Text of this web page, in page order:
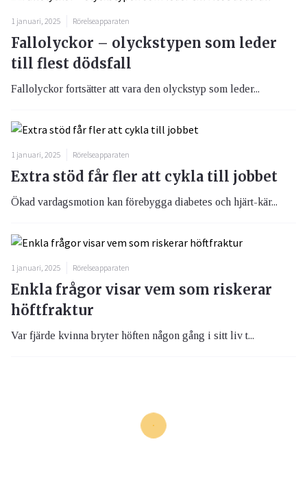
1 januari, 2025 Rörelseapparaten
Fallolyckor – olyckstypen som leder
till flest dödsfall
Fallolyckor fortsätter att vara den olyckstyp som leder...
1 januari, 2025 Rörelseapparaten
Extra stöd får fler att cykla till jobbet
Ökad vardagsmotion kan förebygga diabetes och hjärt-kär...
1 januari, 2025 Rörelseapparaten
Enkla frågor visar vem som riskerar
höftfraktur
Var fjärde kvinna bryter höften någon gång i sitt liv t...